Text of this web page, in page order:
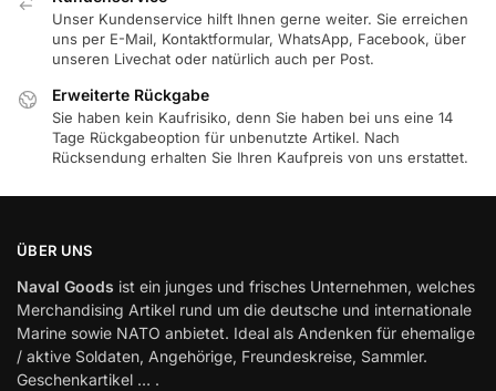
Unser Kundenservice hilft Ihnen gerne weiter. Sie erreichen
uns per E-Mail, Kontaktformular, WhatsApp, Facebook, über
unseren Livechat oder natürlich auch per Post.
Erweiterte Rückgabe
Sie haben kein Kaufrisiko, denn Sie haben bei uns eine 14
Tage Rückgabeoption für unbenutzte Artikel. Nach
Rücksendung erhalten Sie Ihren Kaufpreis von uns erstattet.
ÜBER UNS
Naval Goods ist ein junges und frisches Unternehmen, welches
Merchandising Artikel rund um die deutsche und internationale
Marine sowie NATO anbietet. Ideal als Andenken für ehemalige
/ aktive Soldaten, Angehörige, Freundeskreise, Sammler.
Geschenkartikel … .